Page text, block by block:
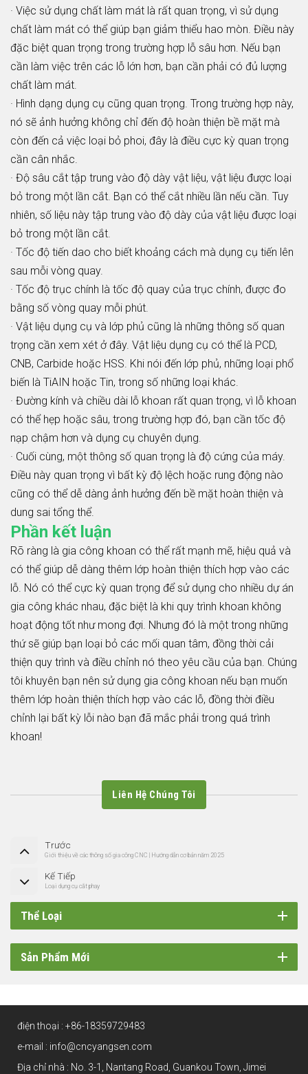
· Việc sử dụng chất làm mát là rất quan trọng, vì sử dụng
chất làm mát có thể giúp bạn giảm thiểu hao mòn. Điều này
đặc biệt quan trọng trong trường hợp lỗ sâu hơn. Nếu bạn
cần làm việc trên các lỗ lớn hơn, bạn cần phải có đủ lượng
chất làm mát.
· Hình dạng dụng cụ cũng quan trọng. Trong trường hợp này,
nó sẽ ảnh hưởng không chỉ đến độ hoàn thiện bề mặt mà
còn đến cả việc loại bỏ phoi, đây là điều cực kỳ quan trọng
cần cân nhắc.
· Độ sâu cắt tập trung vào độ dày vật liệu, vật liệu được loại
bỏ trong một lần cắt. Bạn có thể cắt nhiều lần nếu cần. Tuy
nhiên, số liệu này tập trung vào độ dày của vật liệu được loại
bỏ trong một lần cắt.
· Tốc độ tiến dao cho biết khoảng cách mà dụng cụ tiến lên
sau mỗi vòng quay.
· Tốc độ trục chính là tốc độ quay của trục chính, được đo
bằng số vòng quay mỗi phút.
· Vật liệu dụng cụ và lớp phủ cũng là những thông số quan
trọng cần xem xét ở đây. Vật liệu dụng cụ có thể là PCD,
CNB, Carbide hoặc HSS. Khi nói đến lớp phủ, những loại phổ
biến là TiAIN hoặc Tin, trong số những loại khác.
· Đường kính và chiều dài lỗ khoan rất quan trọng, vì lỗ khoan
có thể hẹp hoặc sâu, trong trường hợp đó, bạn cần tốc độ
nạp chậm hơn và dụng cụ chuyên dụng.
· Cuối cùng, một thông số quan trọng là độ cứng của máy.
Điều này quan trọng vì bất kỳ độ lệch hoặc rung động nào
cũng có thể dễ dàng ảnh hưởng đến bề mặt hoàn thiện và
dung sai tổng thể.
Phần kết luận
Rõ ràng là gia công khoan có thể rất mạnh mẽ, hiệu quả và
có thể giúp dễ dàng thêm lớp hoàn thiện thích hợp vào các
lỗ. Nó có thể cực kỳ quan trọng để sử dụng cho nhiều dự án
gia công khác nhau, đặc biệt là khi quy trình khoan không
hoạt động tốt như mong đợi. Nhưng đó là một trong những
thứ sẽ giúp bạn loại bỏ các mối quan tâm, đồng thời cải
thiện quy trình và điều chỉnh nó theo yêu cầu của bạn. Chúng
tôi khuyên bạn nên sử dụng gia công khoan nếu bạn muốn
thêm lớp hoàn thiện thích hợp vào các lỗ, đồng thời điều
chỉnh lại bất kỳ lỗi nào bạn đã mắc phải trong quá trình
khoan!
Liên Hệ Chúng Tôi
Trước
Giới thiệu về các thông số gia công CNC | Hướng dẫn cơ bản năm 2025
Kế Tiếp
Loại dụng cụ cắt phay
Thể Loại
Sản Phẩm Mới
điện thoại : +86-18359729483
e-mail : info@cncyangsen.com
Địa chỉ nhà : No. 3-1, Nantang Road, Guankou Town, Jimei